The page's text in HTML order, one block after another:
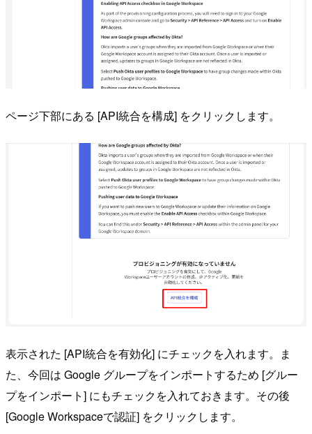
ページ下部にある [API統合を構成] をクリックします。
表示された [API統合を有効化] にチェックを入れます。ま
た、今回は Google グループをインポートするため [グルー
プをインポート] にもチェックを入れておきます。その後
[Google Workspaceで認証] をクリックします。